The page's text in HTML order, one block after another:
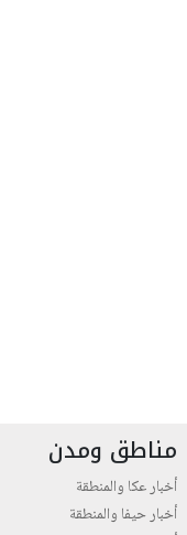
مناطق ومدن
أخبار عكا والمنطقة
أخبار حيفا والمنطقة